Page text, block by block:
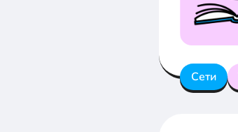
Сети